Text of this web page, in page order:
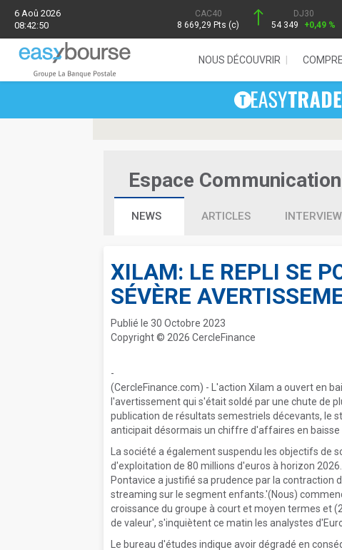
6 Aoû 2026
08:42:50
CAC40
8 669,29 Pts (c)
DJ30
54 349
+0,49 %
NOUS DÉCOUVRIR
Espace
NEWS ARTICLES
XILAM: LE REPLI SE
SÉVÈRE
Publié le 30 Octobre 2023
Copyright © 2026 CercleFinance
-
(CercleFinance.com) - L'action Xilam a ouvert en
l'avertissement qui s'était soldé par une chute de
publication de résultats semestriels décevants, le
anticipait désormais un chiffre d'affaires en baisse
La société a également suspendu les objectifs de
d'exploitation de 80 millions d'euros à horizon
Pontavice a justifié sa prudence par la
streaming sur le segment enfants.'(Nous)
croissance du groupe à court et moyen termes et
de valeur', s'inquiètent ce matin les analystes
Le bureau d'études indique avoir dégradé en